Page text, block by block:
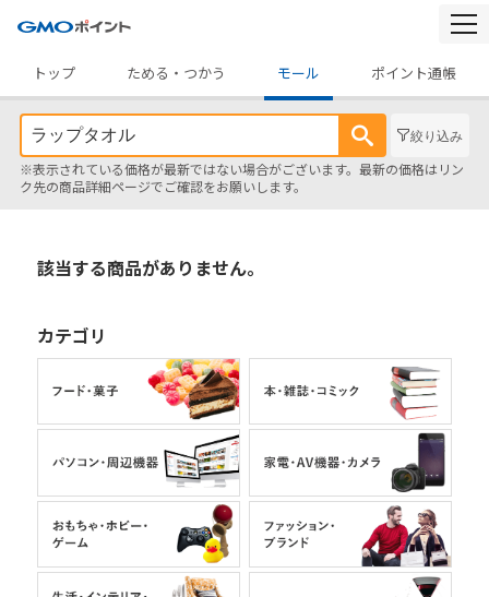
トップ
ためる・つかう モール ポイント通帳
絞り込み
※表示されている価格が最新ではない場合がございます。最新の価格はリン
ク先の商品詳細ページでご確認をお願いします。
該当する商品がありません。
カテゴリ